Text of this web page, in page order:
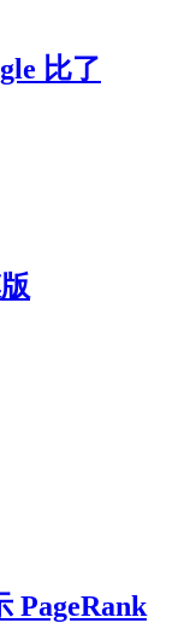
比了
PageRank